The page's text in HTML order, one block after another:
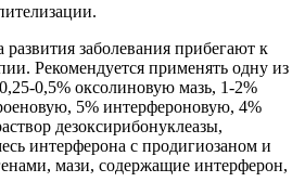
заболевания прибегают к
Рекомендуется применять одну из
0,5% оксолиновую мазь, 1-2%
5% интерфероновую, 4%
дезоксирибонуклеазы,
интерферона с продигиозаном и
мази, содержащие интерферон,